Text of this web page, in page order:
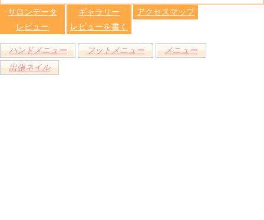
サロンデータ ギャラリー
アクセスマップ
レビュー
レビューを書く
ハンドメニュー フットメニュー
メニュー
出張ネイル